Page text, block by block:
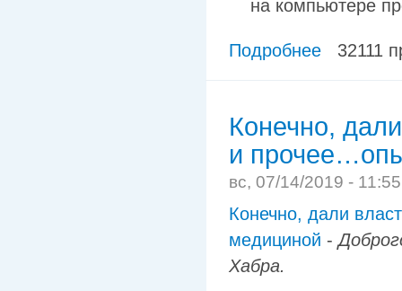
на компьютере
Подробнее 32111
Конечно,
и
вс, 07/14/2019 -
Конечно, дали
медициной -
Хабра.